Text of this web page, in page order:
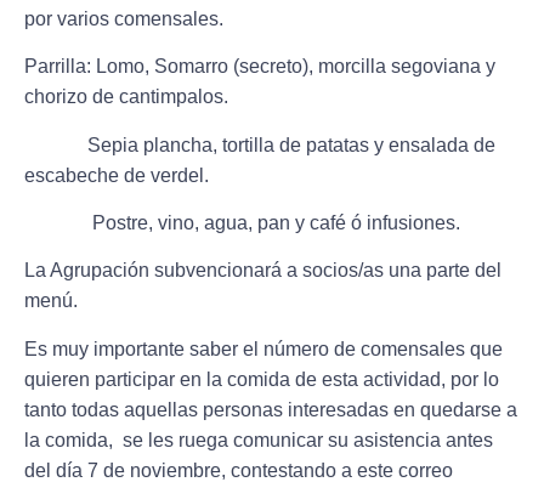
por varios comensales.
Parrilla: Lomo, Somarro (secreto), morcilla segoviana y
chorizo de cantimpalos.
Sepia plancha, tortilla de patatas y ensalada de
escabeche de verdel.
Postre, vino, agua, pan y café ó infusiones.
La Agrupación subvencionará a socios/as una parte del
menú.
Es muy importante saber el número de comensales que
quieren participar en la comida de esta actividad, por lo
tanto todas aquellas personas interesadas en quedarse a
la comida, se les ruega comunicar su asistencia antes
del día 7 de noviembre, contestando a este correo